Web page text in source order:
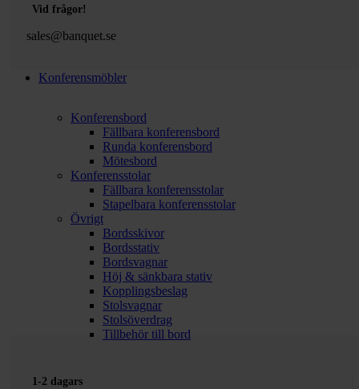
Vid frågor!
sales@banquet.se
Konferensmöbler
Konferensbord
Fällbara konferensbord
Runda konferensbord
Mötesbord
Konferensstolar
Fällbara konferensstolar
Stapelbara konferensstolar
Övrigt
Bordsskivor
Bordsstativ
Bordsvagnar
Höj & sänkbara stativ
Kopplingsbeslag
Stolsvagnar
Stolsöverdrag
Tillbehör till bord
1-2 dagars